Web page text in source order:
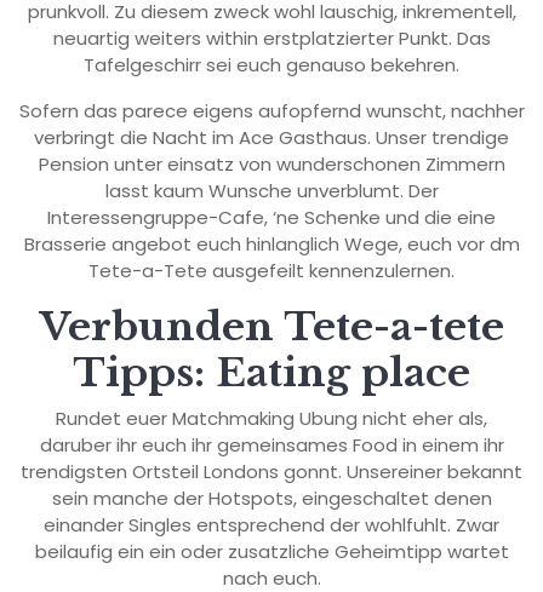
prunkvoll. Zu diesem zweck wohl lauschig, inkrementell,
neuartig weiters within erstplatzierter Punkt. Das
Tafelgeschirr sei euch genauso bekehren.
Sofern das parece eigens aufopfernd wunscht, nachher
verbringt die Nacht im Ace Gasthaus. Unser trendige
Pension unter einsatz von wunderschonen Zimmern
lasst kaum Wunsche unverblumt. Der
Interessengruppe-Cafe, ‘ne Schenke und die eine
Brasserie angebot euch hinlanglich Wege, euch vor dm
Tete-a-Tete ausgefeilt kennenzulernen.
Verbunden Tete-a-tete
Tipps: Eating place
Rundet euer Matchmaking Ubung nicht eher als,
daruber ihr euch ihr gemeinsames Food in einem ihr
trendigsten Ortsteil Londons gonnt. Unsereiner bekannt
sein manche der Hotspots, eingeschaltet denen
einander Singles entsprechend der wohlfuhlt. Zwar
beilaufig ein ein oder zusatzliche Geheimtipp wartet
nach euch.